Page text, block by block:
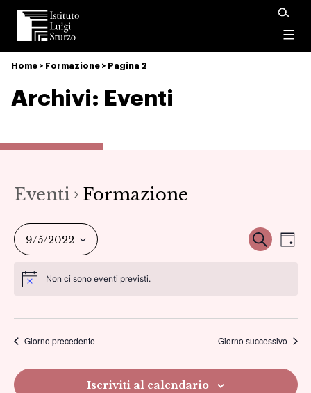
Istituto
Luigi
Sturzo
Home > Formazione > Pagina 2
Archivi: Eventi
Eventi Formazione
viste
Cerca
9/5/2022
Non ci sono eventi previsti.
Giorno precedente Giorno successivo
Iscriviti al calendario